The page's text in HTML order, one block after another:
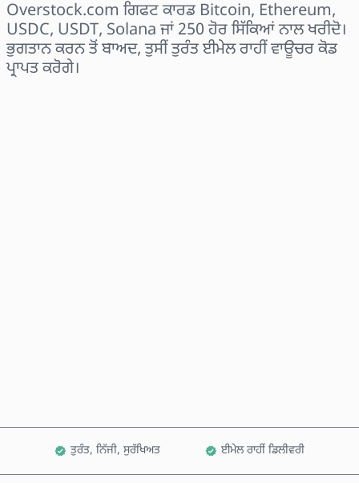
Overstock.com ਗਿਫਟ ਕਾਰਡ Bitcoin, Ethereum,
USDC, USDT, Solana ਜਾਂ 250 ਹੋਰ ਸਿੱਕਿਆਂ ਨਾਲ ਖਰੀਦੋ।
ਭੁਗਤਾਨ ਕਰਨ ਤੋਂ ਬਾਅਦ, ਤੁਸੀਂ ਤੁਰੰਤ ਈਮੇਲ ਰਾਹੀਂ ਵਾਊਚਰ ਕੋਡ
ਪ੍ਰਾਪਤ ਕਰੋਗੇ।
ਤੁਰੰਤ, ਨਿੱਜੀ, ਸੁਰੱਖਿਅਤ ਈਮੇਲ ਰਾਹੀਂ ਡਿਲੀਵਰੀ